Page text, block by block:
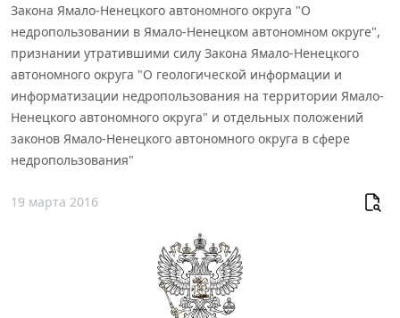
Закона Ямало-Ненецкого автономного округа "О
недропользовании в Ямало-Ненецком автономном округе",
признании утратившими силу Закона Ямало-Ненецкого
автономного округа "О геологической информации и
информатизации недропользования на территории Ямало-
Ненецкого автономного округа" и отдельных положений
законов Ямало-Ненецкого автономного округа в сфере
недропользования"
19 марта 2016